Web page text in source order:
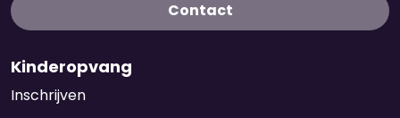
Contact
Kinderopvang
Inschrijven